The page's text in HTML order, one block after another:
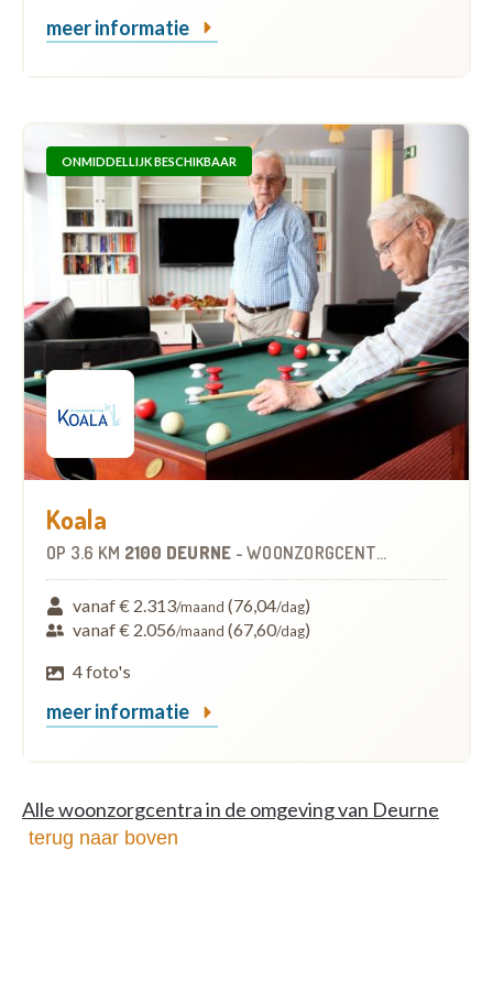
meer informatie
ONMIDDELLIJK BESCHIKBAAR
Koala
OP 3.6 KM 2100 DEURNE - WOONZORGCENTRUM (WZC)
vanaf € 2.313/maand (76,04/dag)
vanaf € 2.056/maand (67,60/dag)
4 foto's
meer informatie
Alle woonzorgcentra in de omgeving van Deurne
terug naar boven